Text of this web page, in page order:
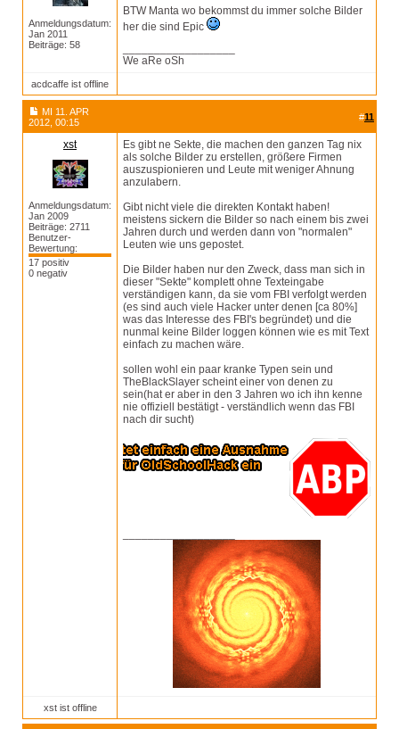
Anmeldungsdatum:
Jan 2011
Beiträge: 58
BTW Manta wo bekommst du immer solche Bilder
her die sind Epic
We aRe oSh
acdcaffe ist offline
MI 11. APR
2012, 00:15
#11
xst
Anmeldungsdatum:
Jan 2009
Beiträge: 2711
Benutzer-
Bewertung:
17 positiv
0 negativ
Es gibt ne Sekte, die machen den ganzen Tag nix
als solche Bilder zu erstellen, größere Firmen
auszuspionieren und Leute mit weniger Ahnung
anzulabern.
Gibt nicht viele die direkten Kontakt haben!
meistens sickern die Bilder so nach einem bis zwei
Jahren durch und werden dann von "normalen"
Leuten wie uns gepostet.
Die Bilder haben nur den Zweck, dass man sich in
dieser "Sekte" komplett ohne Texteingabe
verständigen kann, da sie vom FBI verfolgt werden
(es sind auch viele Hacker unter denen [ca 80%]
was das Interesse des FBI's begründet) und die
nunmal keine Bilder loggen können wie es mit Text
einfach zu machen wäre.
sollen wohl ein paar kranke Typen sein und
TheBlackSlayer scheint einer von denen zu
sein(hat er aber in den 3 Jahren wo ich ihn kenne
nie offiziell bestätigt - verständlich wenn das FBI
nach dir sucht)
xst ist offline